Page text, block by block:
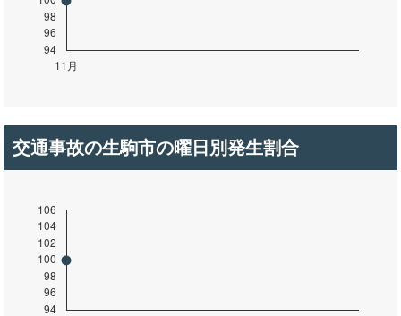
交通事故の生駒市の曜日別発生割合